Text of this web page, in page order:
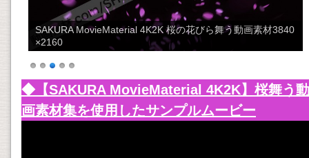
SAKURA MovieMaterial 4K2K 桜の花びら舞う動画素材3840
×2160
◆【SAKURA MovieMaterial 4K2K】桜舞う動
画素材集を使用したサンプルムービー